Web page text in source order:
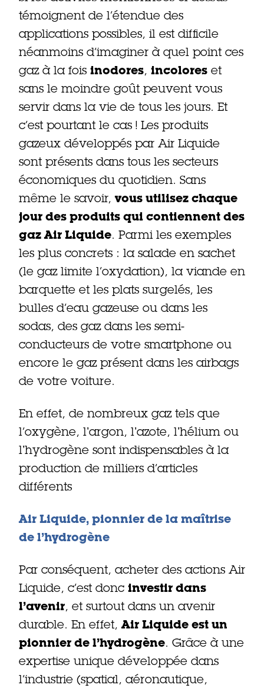
témoignent de l’étendue des
applications possibles, il est difficile
néanmoins d’imaginer à quel point ces
gaz à la fois inodores, incolores et
sans le moindre goût peuvent vous
servir dans la vie de tous les jours. Et
c’est pourtant le cas ! Les produits
gazeux développés par Air Liquide
sont présents dans tous les secteurs
économiques du quotidien. Sans
même le savoir,vous utilisez chaque
jour des produits qui contiennent des
gaz Air Liquide. Parmi les exemples
les plus concrets : la salade en sachet
(le gaz limite l’oxydation), la viande en
barquette et les plats surgelés, les
bulles d’eau gazeuse ou dans les
sodas, des gaz dans les semi-
conducteurs de votre smartphone ou
encore le gaz présent dans les airbags
de votre voiture.
En effet, de nombreux gaz tels que
l’oxygène, lʼargon, lʼazote, lʼhélium ou
lʼhydrogène sont indispensables à la
production de milliers d’articles
différents
Air Liquide, pionnier de la maîtrise
de l’hydrogène
Par conséquent, acheter des actions Air
Liquide, c’est donc investir dans
l’avenir, et surtout dans un avenir
durable. En effet,Air Liquide est un
pionnier de l’hydrogène. Grâce à une
expertise unique développée dans
l’industrie (spatial, aéronautique,